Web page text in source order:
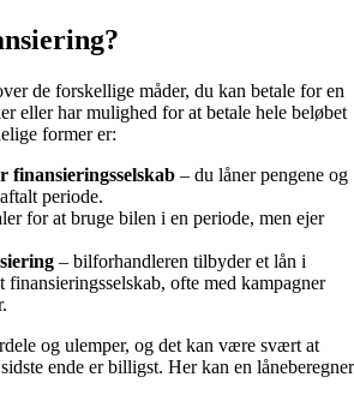
de forskellige måder, du kan betale for en
eller har mulighed for at betale hele beløbet
former er:
finansieringsselskab – du låner pengene og
periode.
for at bruge bilen i en periode, men ejer
– bilforhandleren tilbyder et lån i
finansieringsselskab, ofte med kampagner
og ulemper, og det kan være svært at
ende er billigst. Her kan en låneberegner